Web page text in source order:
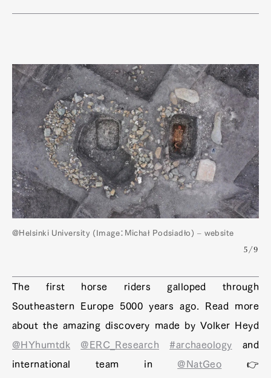
@Helsinki University (Image：Michał Podsiadło) – website
5/9
The first horse riders galloped through
Southeastern Europe 5000 years ago. Read more
about the amazing discovery made by Volker Heyd
@HYhumtdk
@ERC_Research #archaeology and
international team in @NatGeo 👉